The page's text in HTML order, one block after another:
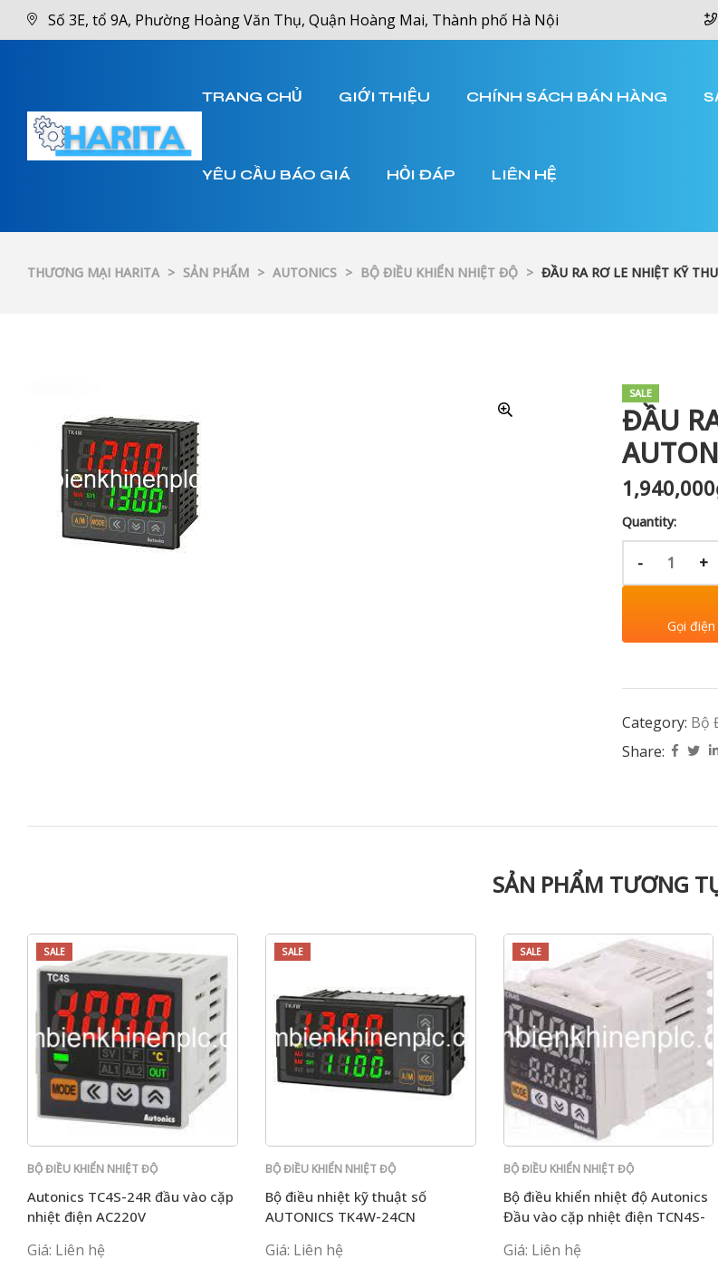
Số 3E, tổ 9A, Phường Hoàng Văn Thụ, Quận Hoàng Mai, Thành phố Hà Nội
TRANG CHỦ GIỚI THIỆU CHÍNH SÁCH BÁN HÀNG
YÊU CẦU BÁO GIÁ HỎI ĐÁP LIÊN HỆ
THƯƠNG MẠI HARITA > SẢN PHẨM > AUTONICS > BỘ ĐIỀU KHIỂN NHIỆT ĐỘ > ĐẦU RA RƠ LE NHIỆT KỸ
SALE
ĐẦU
1,940,000
Quantity:
- +
Gọi
Category: Bộ
Share:
SẢN PHẨM TƯƠNG
SALE
BỘ ĐIỀU KHIỂN NHIỆT ĐỘ
Autonics TC4S-24R đầu vào cặp
nhiệt điện AC220V
Giá: Liên hệ
SALE
BỘ ĐIỀU KHIỂN NHIỆT ĐỘ
Bộ điều nhiệt kỹ thuật số
AUTONICS TK4W-24CN
Giá: Liên hệ
SALE
BỘ ĐIỀU KHIỂN NHIỆT ĐỘ
Bộ điều khiển nhiệt độ Autonics
Đầu vào cặp nhiệt điện TCN4S-
Giá: Liên hệ